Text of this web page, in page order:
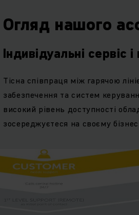
Огляд нашого
Індивідуальні сервіс
Тісна співпраця між гарячою
забезпечення та систем
високий рівень доступності
зосереджуєтеся на своєму